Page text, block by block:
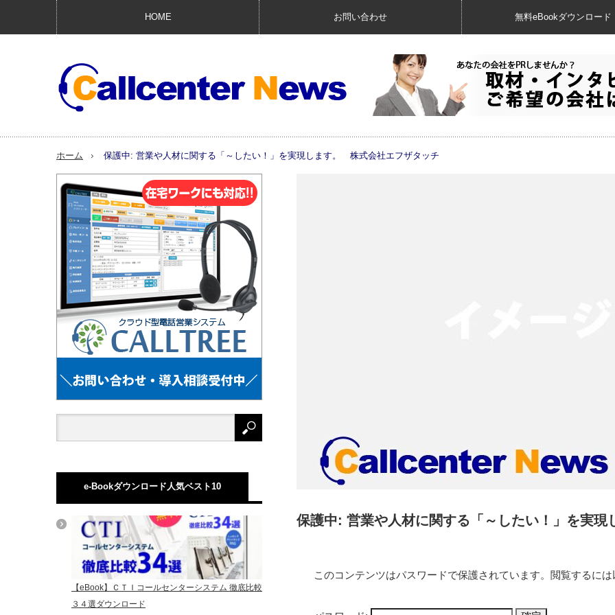
HOME お問い合わせ 無料eBookダウンロード
ホーム 保護中: 営業や人材に関する「～したい！」を実現します。 株式会社エフザタッチ
保護中: 営業や人材に関する「～したい！」を実
このコンテンツはパスワードで保護されています。閲覧するに
e-Bookダウンロード人気ベスト10
【eBook】ＣＴＩコールセンターシステム 徹底比較
３４選ダウンロード